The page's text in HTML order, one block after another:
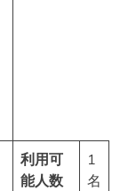
利用可
能人数
1
名